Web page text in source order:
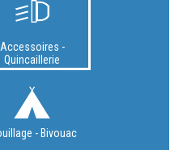
Accessoires -
Quincaillerie
- Bivouac